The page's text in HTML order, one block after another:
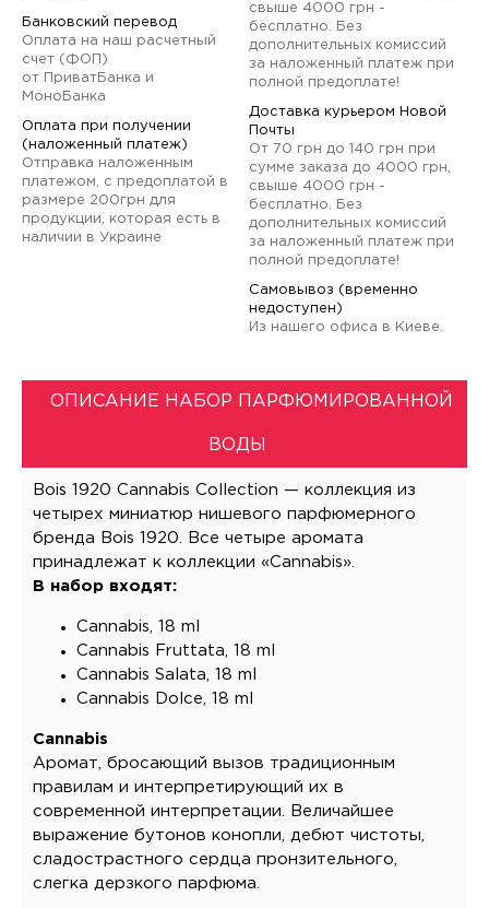
Банковский перевод
Оплата на наш расчетный
счет (ФОП)
от ПриватБанка и
МоноБанка
Оплата при получении
(наложенный платеж)
Отправка наложенным
платежом, с предоплатой в
размере 200грн для
продукции, которая есть в
наличии в Украине
свыше 4000 грн -
бесплатно. Без
дополнительных комиссий
за наложенный платеж при
полной предоплате!
Доставка курьером Новой
Почты
От 70 грн до 140 грн при
сумме заказа до 4000 грн,
свыше 4000 грн -
бесплатно. Без
дополнительных комиссий
за наложенный платеж при
полной предоплате!
Самовывоз (временно
недоступен)
Из нашего офиса в Киеве.
ОПИСАНИЕ НАБОР ПАРФЮМИРОВАННОЙ
ВОДЫ
Bois 1920 Cannabis Collection — коллекция из
четырех миниатюр нишевого парфюмерного
бренда Bois 1920. Все четыре аромата
принадлежат к коллекции «Cannabis».
В набор входят:
Cannabis, 18 ml
Cannabis Fruttata, 18 ml
Cannabis Salata, 18 ml
Cannabis Dolce, 18 ml
Cannabis
Аромат, бросающий вызов традиционным
правилам и интерпретирующий их в
современной интерпретации. Величайшее
выражение бутонов конопли, дебют чистоты,
сладострастного сердца пронзительного,
слегка дерзкого парфюма.